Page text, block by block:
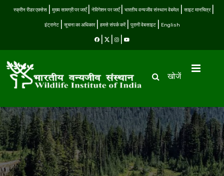
स्क्रीन रीडर एक्सेस मुख्य सामग्री पर जाएँ नेविगेशन पर जाएँ भारतीय वन्यजीव संस्थान वेबमेल साइट मानचित्र
इंट्रानेट सूचना का अधिकार हमसे संपर्क करें पुरानी वेबसाइट English
खोजें